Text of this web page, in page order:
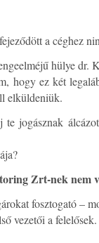
a céghez
hülye dr.
hogy ez két
elküldeniük.
jogásznak
Zrt-nek nem
fosztogató –
vezetői a felelősek.